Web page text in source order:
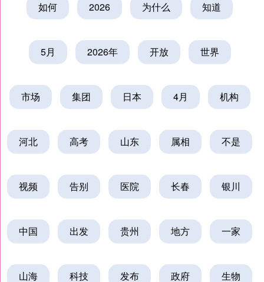
如何 2026 为什么 知道
5月 2026年 开放 世界
市场 集团 日本 4月 机构
河北 高考 山东 属相 不是
视频 告别 医院 长春 银川
中国 出发 贵州 地方 一家
山海 科技 发布 政府 生物